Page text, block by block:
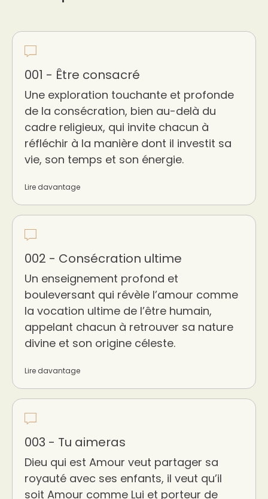
001 - Être consacré
Une exploration touchante et profonde
de la consécration, bien au-delà du
cadre religieux, qui invite chacun à
réfléchir à la manière dont il investit sa
vie, son temps et son énergie.
Lire davantage
002 - Consécration ultime
Un enseignement profond et
bouleversant qui révèle l’amour comme
la vocation ultime de l’être humain,
appelant chacun à retrouver sa nature
divine et son origine céleste.
Lire davantage
003 - Tu aimeras
Dieu qui est Amour veut partager sa
royauté avec ses enfants, il veut qu’il
soit Amour comme Lui et porteur de